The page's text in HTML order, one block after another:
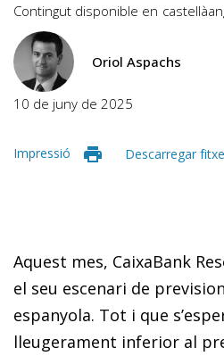
Contingut disponible en castellà
Oriol Aspachs
10 de juny de 2025
Impressió Descarregar
Aquest mes, CaixaBank
el seu escenari de
espanyola. Tot i que
lleugerament inferior al